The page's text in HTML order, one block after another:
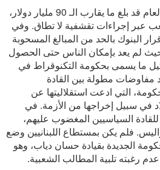
في ذلك الوقت، كان الدين العام قد بلغ ما يقارب الـ 90 مليار دولار،
عبر إجراءات تقشفية لا تطاق. وفي
البنوك بالحد من المبالغ المسحوبة
حيث لم يعد بإمكان الناس حتى الحصول
ما يسمى بحكومة التكنوقراط في
بعد مفاوضات مطولة بين القادة
التي ادعت استقلاليتها عن
في سبيل إخراجها من الأزمة. في
للقادة السياسيين المغضوب عليهم،
فلم يكن بمستطاع اللبنانيين وضع
الجديدة بقيادة حسان دياب، وهو
رغبته تلبية المطالب الشعبية.